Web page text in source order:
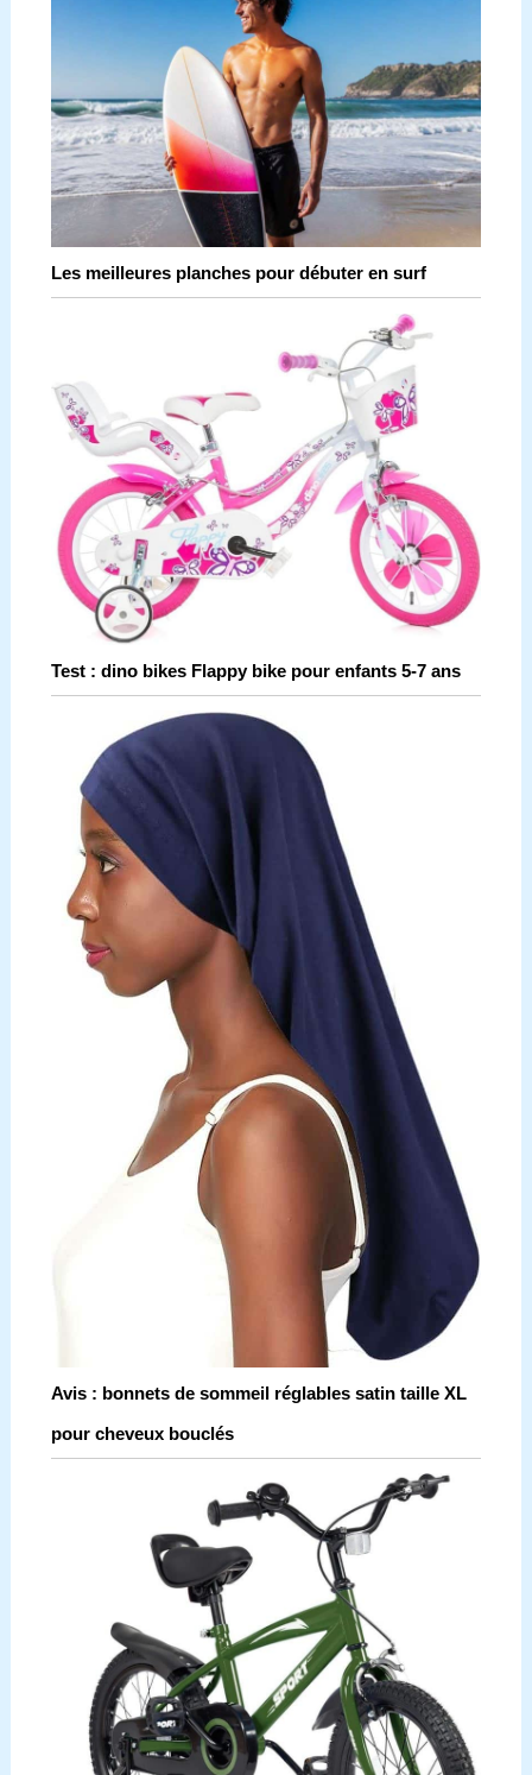
Les meilleures planches pour débuter en surf
Test : dino bikes Flappy bike pour enfants 5-7 ans
Avis : bonnets de sommeil réglables satin taille XL
pour cheveux bouclés